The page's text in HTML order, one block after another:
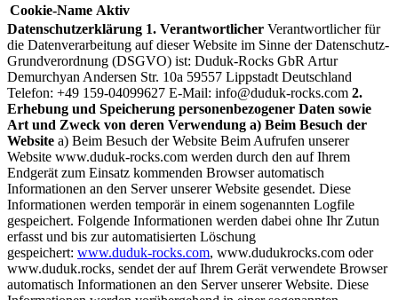
Cookie-Name Aktiv
Datenschutzerklärung 1. Verantwortlicher Verantwortlicher für
die Datenverarbeitung auf dieser Website im Sinne der Datenschutz-
Grundverordnung (DSGVO) ist: Duduk-Rocks GbR Artur
Demurchyan Andersen Str. 10a 59557 Lippstadt Deutschland
Telefon: +49 159-04099627 E-Mail: info@duduk-rocks.com 2.
Erhebung und Speicherung personenbezogener Daten sowie
Art und Zweck von deren Verwendung a) Beim Besuch der
Website a) Beim Besuch der Website Beim Aufrufen unserer
Website www.duduk-rocks.com werden durch den auf Ihrem
Endgerät zum Einsatz kommenden Browser automatisch
Informationen an den Server unserer Website gesendet. Diese
Informationen werden temporär in einem sogenannten Logfile
gespeichert. Folgende Informationen werden dabei ohne Ihr Zutun
erfasst und bis zur automatisierten Löschung
gespeichert: www.duduk-rocks.com, www.dudukrocks.com oder
www.duduk.rocks, sendet der auf Ihrem Gerät verwendete Browser
automatisch Informationen an den Server unserer Website. Diese